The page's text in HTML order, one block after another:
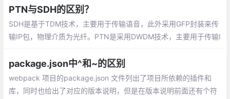
PTN与SDH的区别？
SDH是基于TDM技术，主要用于传输语音，此外采用GFP封装来传
输IP包，物理介质为光纤。PTN是采用DWDM技术，主要用于传输I
package.json中^和~的区别
webpack 项目的package.json 文件列出了项目所依赖的插件和
库，同时也给出了对应的版本说明，但是在版本说明前面还有个符